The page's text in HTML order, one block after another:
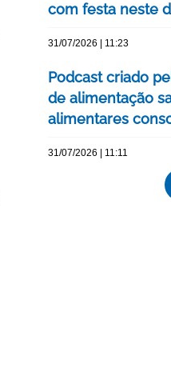
com festa neste
31/07/2026 | 11:23
Podcast criado
de alimentação
alimentares
31/07/2026 | 11:11